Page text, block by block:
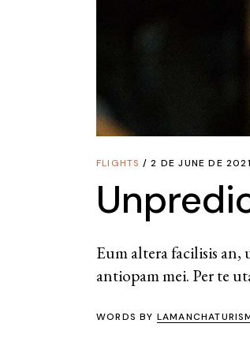
FLIGHTS 2 DE JUNE DE 2021
Eum altera facilisis
antiopam mei. Per te
WORDS BY